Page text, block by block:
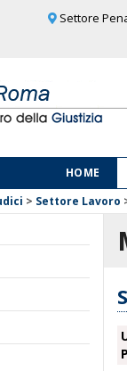
Settore
HOME
> Settore Lavoro